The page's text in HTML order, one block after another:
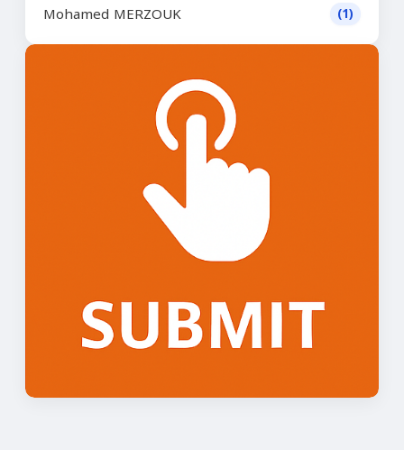
Mohamed MERZOUK (1)